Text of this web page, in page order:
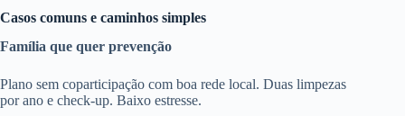
Casos comuns e caminhos simples
Família que quer prevenção
Plano sem coparticipação com boa rede local. Duas limpezas
por ano e check-up. Baixo estresse.